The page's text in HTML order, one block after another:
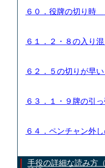
６０．役牌の切り時
６１．２・８の入り
６２．５の切りが早
６３．１・９牌の引
６４．ペンチャン外
手役の詳細な読み方